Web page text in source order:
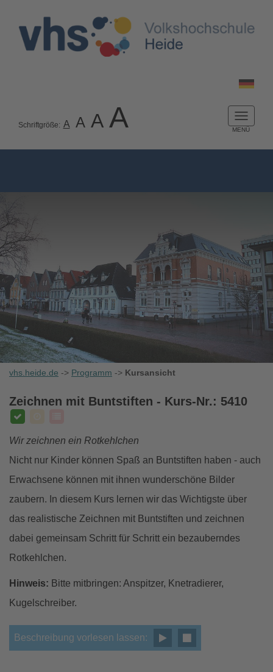
Schriftgröße: A A A A
vhs.heide.de -> Programm -> Kursansicht
Zeichnen mit Buntstiften - Kurs-Nr.: 5410
Wir zeichnen ein Rotkehlchen
Nicht nur Kinder können Spaß an Buntstiften haben - auch
Erwachsene können mit ihnen wunderschöne Bilder
zaubern. In diesem Kurs lernen wir das Wichtigste über
das realistische Zeichnen mit Buntstiften und zeichnen
dabei gemeinsam Schritt für Schritt ein bezauberndes
Rotkehlchen.
Hinweis: Bitte mitbringen: Anspitzer, Knetradierer,
Kugelschreiber.
Beschreibung vorlesen lassen: